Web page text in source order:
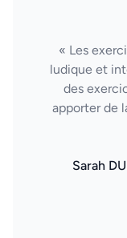
« Les
ludique et
des
apporter de
Sarah